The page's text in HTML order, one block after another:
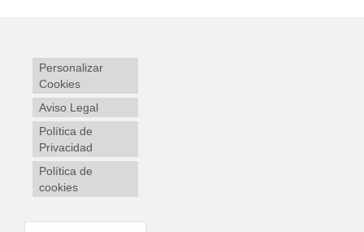
Personalizar
Cookies
Aviso Legal
Política de
Privacidad
Política de
cookies